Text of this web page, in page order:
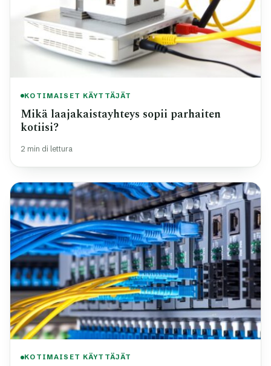
KOTIMAISET KÄYTTÄJÄT
Mikä laajakaistayhteys sopii parhaiten
kotiisi?
2 min di lettura
KOTIMAISET KÄYTTÄJÄT